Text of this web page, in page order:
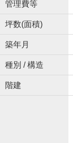
管理費等
坪数(面積)
築年月
種別 / 構造
階建